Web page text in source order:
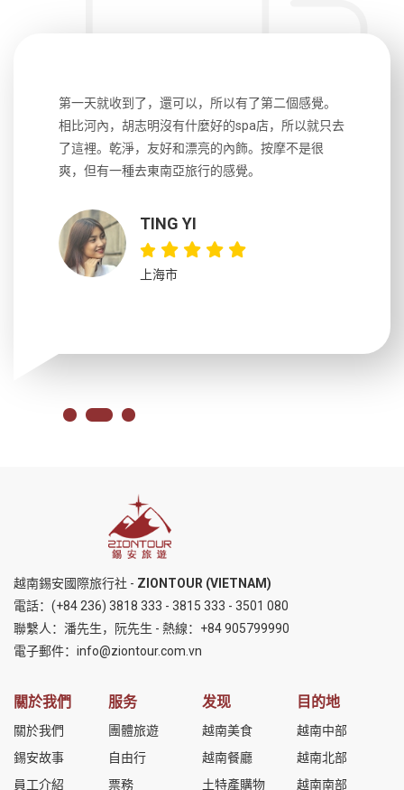
第一天就收到了，還可以，所以有了第二個感覺。
相比河內，胡志明沒有什麼好的spa店，所以就只去
了這裡。乾淨，友好和漂亮的內飾。按摩不是很
爽，但有一種去東南亞旅行的感覺。
TING YI
上海市
越南錫安國際旅行社 - ZIONTOUR (VIETNAM)
電話： (+84 236) 3818 333 - 3815 333 - 3501 080
聯繫人：潘先生，阮先生 - 熱線： +84 905799990
電子郵件： info@ziontour.com.vn
關於我們
關於我們
錫安故事
員工介紹
服务
團體旅遊
自由行
票務
发现
越南美食
越南餐廳
土特產購物
目的地
越南中部
越南北部
越南南部